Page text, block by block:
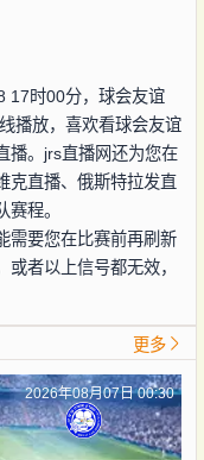
17时00分，球会友谊
播放，喜欢看球会友谊
播。jrs直播网还为您在
克直播、俄斯特拉发直
程。
需要您在比赛前再刷新
者以上信号都无效，
更多
2026年08月07日 00:30